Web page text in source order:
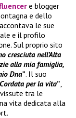
e blogger
e dello
le sue
e il profilo
Sul proprio sito
cresciuta nell’Alta
alla mia famiglia,
Dna”. Il suo
Cordata per la vita”
tra le
vita dedicata alla